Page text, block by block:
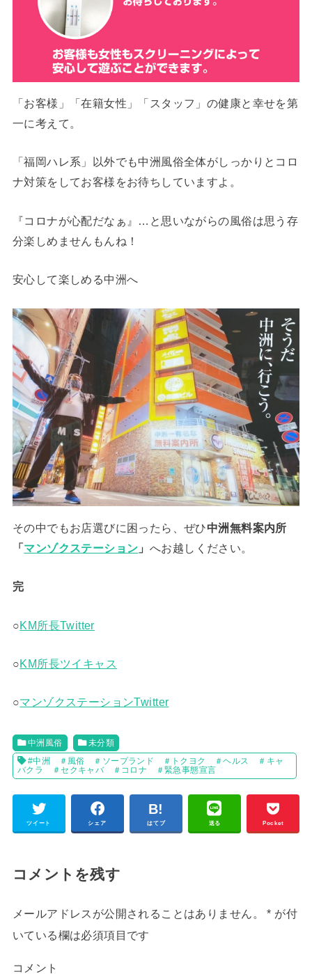
「お客様」「在籍女性」「スタッフ」の健康と幸せを第
一に考えて。
「福岡ハレ系」以外でも中洲風俗全体がしっかりとコロ
ナ対策をしてお客様をお待ちしていますよ。
『コロナが心配だなぁ』…と思いながらの風俗は思う存
分楽しめませんもんね！
安心して楽しめる中洲へ
その中でもお店選びに困ったら、ぜひ中洲無料案内所
「マンゾクステーション 」 へお越しください。
完
○KM所長Twitter
○KM所長ツイキャス
○マンゾクステーションTwitter
中洲風俗
未分類
#中洲 ＃風俗 ＃ソープランド ＃トクヨク ＃ヘルス ＃キャ
バクラ ＃セクキャバ ＃コロナ ＃緊急事態宣言
ツイート シェア はてブ 送る Pocket
コメントを残す
メールアドレスが公開されることはありません。 * が付
いている欄は必須項目です
コメント